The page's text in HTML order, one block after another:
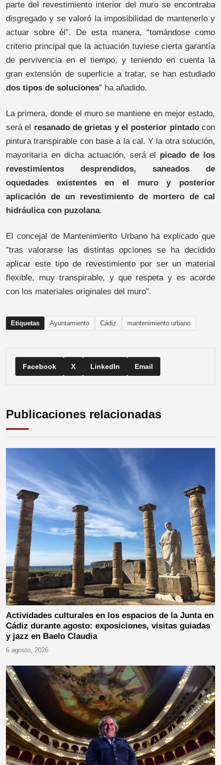
parte del revestimiento interior del muro se encontraba
disgregado y se valoró la imposibilidad de mantenerlo y
actuar sobre él”. De esta manera, “tomándose como
criterio principal que la actuación tuviese cierta garantía
de pervivencia en el tiempo, y teniendo en cuenta la
gran extensión de superficie a tratar, se han estudiado
dos tipos de soluciones” ha añadido.
La primera, donde el muro se mantiene en mejor estado,
será el resanado de grietas y el posterior pintadocon
pintura transpirable con base a la cal. Y la otra solución,
mayoritaria en dicha actuación, será el picado de los
revestimientos desprendidos, saneados de
oquedades existentes en el muro y posterior
aplicación de un revestimiento de mortero de cal
hidráulica con puzolana.
El concejal de Mantenimiento Urbano ha explicado que
”tras valorarse las distintas opciones se ha decidido
aplicar este tipo de revestimiento por ser un material
flexible, muy transpirable, y que respeta y es acorde
con los materiales originales del muro”.
Etiquetas Ayuntamiento Cádiz mantenimiento urbano
Facebook X LinkedIn Email
Publicaciones relacionadas
Actividades culturales en los espacios de la Junta en
Cádiz durante agosto: exposiciones, visitas guiadas
y jazz en Baelo Claudia
6 agosto, 2026